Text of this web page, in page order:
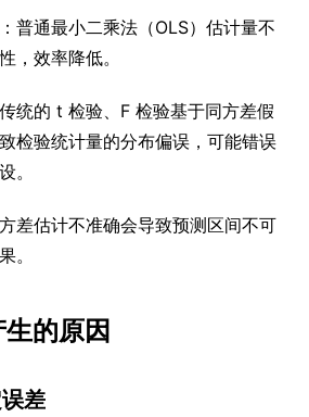
：普通最小二乘法（OLS）估计量不
，效率降低。
传统的 t 检验、F 检验基于同方差假
检验统计量的分布偏误，可能错误
。
差估计不准确会导致预测区间不可
。
的原因
差